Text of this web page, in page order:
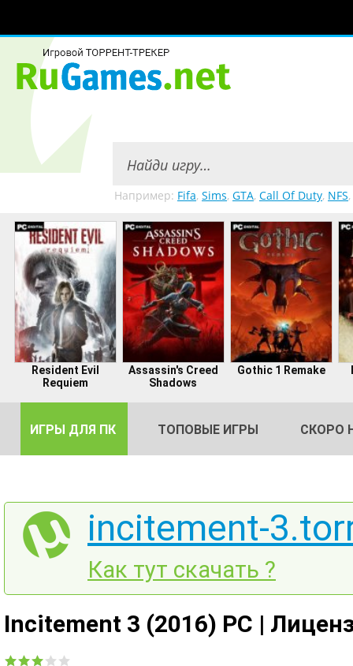
Например: Fifa, Sims, GTA, Call Of Duty, NFS,
Resident Evil
Requiem
Assassin's Creed
Shadows
Gothic 1 Remake
ИГРЫ ДЛЯ ПК ТОПОВЫЕ ИГРЫ СКОРО
incitement-
Как тут скачать ?
Incitement 3 (2016) PC |